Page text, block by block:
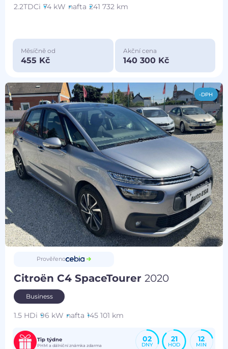
2.2TDCi 74 kW nafta 241 732 km
Měsíčně od
455 Kč
Akční cena
140 300 Kč
-DPH
Prověřeno
Citroën C4 SpaceTourer2020
Business
1.5 HDi 96 kW nafta 145 101 km
Tip týdne
PHM a dálniční známka zdarma
02
DNY
21
HOD
12
MIN